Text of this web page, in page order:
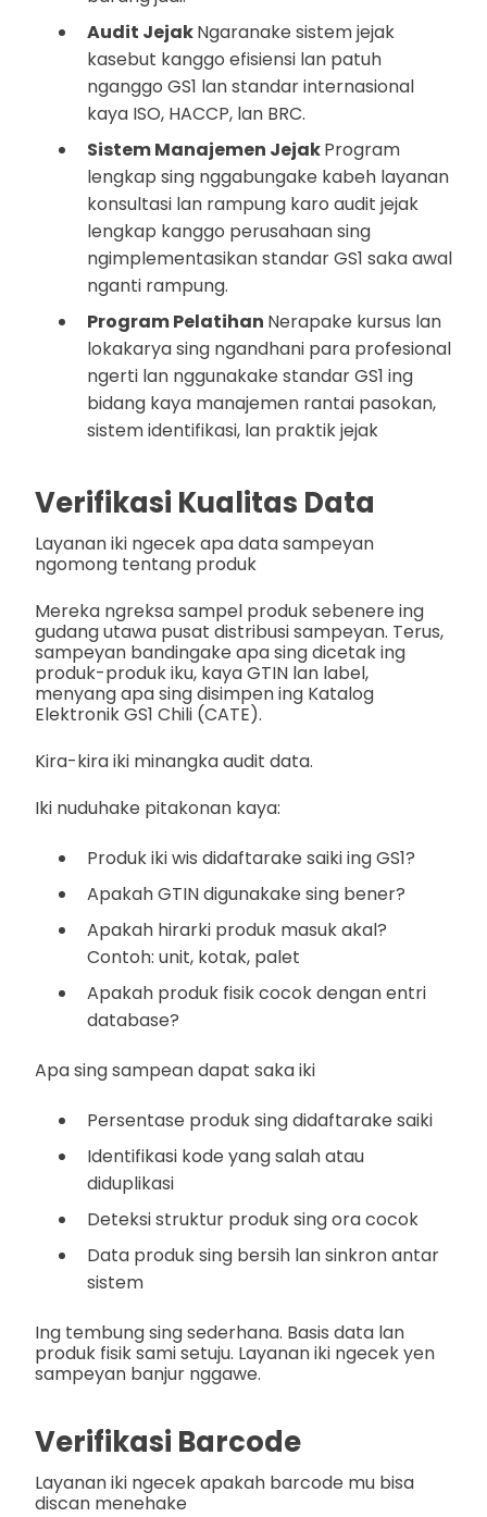
Audit JejakNgaranake sistem jejak
kasebut kanggo efisiensi lan patuh
nganggo GS1 lan standar internasional
kaya ISO, HACCP, lan BRC.
Sistem Manajemen JejakProgram
lengkap sing nggabungake kabeh layanan
konsultasi lan rampung karo audit jejak
lengkap kanggo perusahaan sing
ngimplementasikan standar GS1 saka awal
nganti rampung.
Program Pelatihan Nerapake kursus lan
lokakarya sing ngandhani para profesional
ngerti lan nggunakake standar GS1 ing
bidang kaya manajemen rantai pasokan,
sistem identifikasi, lan praktik jejak
Verifikasi Kualitas Data
Layanan iki ngecek apa data sampeyan
ngomong tentang produk
Mereka ngreksa sampel produk sebenere ing
gudang utawa pusat distribusi sampeyan. Terus,
sampeyan bandingake apa sing dicetak ing
produk-produk iku, kaya GTIN lan label,
menyang apa sing disimpen ing Katalog
Elektronik GS1 Chili (CATE).
Kira-kira iki minangka audit data.
Iki nuduhake pitakonan kaya:
Produk iki wis didaftarake saiki ing GS1?
Apakah GTIN digunakake sing bener?
Apakah hirarki produk masuk akal?
Contoh: unit, kotak, palet
Apakah produk fisik cocok dengan entri
database?
Apa sing sampean dapat saka iki
Persentase produk sing didaftarake saiki
Identifikasi kode yang salah atau
diduplikasi
Deteksi struktur produk sing ora cocok
Data produk sing bersih lan sinkron antar
sistem
Ing tembung sing sederhana. Basis data lan
produk fisik sami setuju. Layanan iki ngecek yen
sampeyan banjur nggawe.
Verifikasi Barcode
Layanan iki ngecek apakah barcode mu bisa
discan menehake